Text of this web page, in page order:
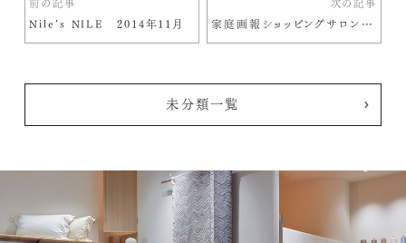
前の記事
Nile’s NILE 2014年11月
次の記事
家庭画報ショッピングサロン2015
未分類一覧